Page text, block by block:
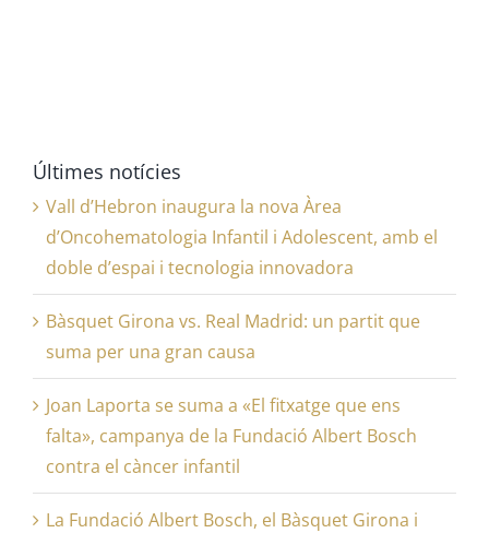
Últimes notícies
Vall d’Hebron inaugura la nova Àrea
d’Oncohematologia Infantil i Adolescent, amb el
doble d’espai i tecnologia innovadora
Bàsquet Girona vs. Real Madrid: un partit que
suma per una gran causa
Joan Laporta se suma a «El fitxatge que ens
falta», campanya de la Fundació Albert Bosch
contra el càncer infantil
La Fundació Albert Bosch, el Bàsquet Girona i